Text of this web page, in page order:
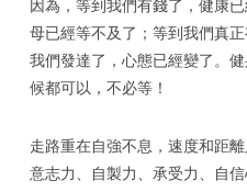
因為，等到我們有錢了，健康
母已經等不及了；等到我們真
我們發達了，心態已經變了。
候都可以，不必等！
走路重在自強不息，速度和距
意志力、自製力、承受力、自